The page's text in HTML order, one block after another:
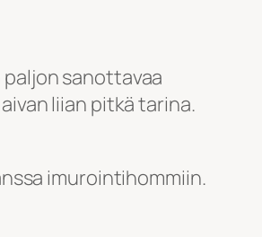
sanottavaa
liian pitkä tarina.
imurointihommiin.